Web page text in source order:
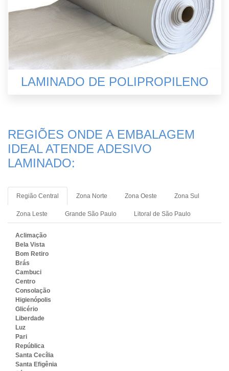
LAMINADO DE POLIPROPILENO
REGIÕES ONDE A EMBALAGEM
IDEAL ATENDE ADESIVO
LAMINADO:
Região Central Zona Norte Zona Oeste Zona Sul
Zona Leste Grande São Paulo Litoral de São Paulo
Aclimação
Bela Vista
Bom Retiro
Brás
Cambuci
Centro
Consolação
Higienópolis
Glicério
Liberdade
Luz
Pari
República
Santa Cecília
Santa Efigênia